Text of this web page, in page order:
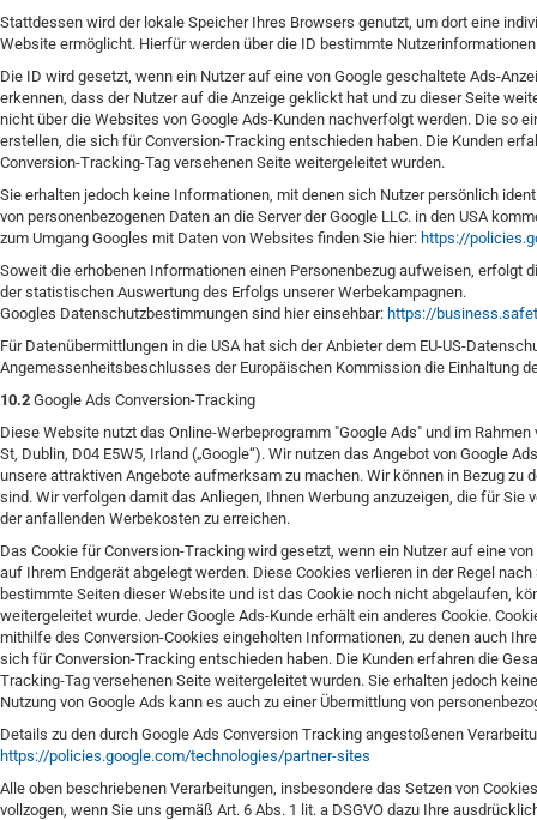
Stattdessen wird der lokale Speicher Ihres Browsers genutzt, um dort eine
Website ermöglicht. Hierfür werden über die ID bestimmte
Die ID wird gesetzt, wenn ein Nutzer auf eine von Google geschaltete Ads-
erkennen, dass der Nutzer auf die Anzeige geklickt hat und zu dieser Seite
nicht über die Websites von Google Ads-Kunden nachverfolgt werden. Die so
erstellen, die sich für Conversion-Tracking entschieden haben. Die Kunden
Conversion-Tracking-Tag versehenen Seite weitergeleitet wurden.
Sie erhalten jedoch keine Informationen, mit denen sich Nutzer persönlich
von personenbezogenen Daten an die Server der Google LLC. in den USA
zum Umgang Googles mit Daten von Websites finden Sie hier: https://
Soweit die erhobenen Informationen einen Personenbezug aufweisen, erfolgt
der statistischen Auswertung des Erfolgs unserer Werbekampagnen.
Googles Datenschutzbestimmungen sind hier einsehbar: https://
Für Datenübermittlungen in die USA hat sich der Anbieter dem EU-US-
Angemessenheitsbeschlusses der Europäischen Kommission die Einhaltung
10.2 Google Ads Conversion-Tracking
Diese Website nutzt das Online-Werbeprogramm "Google Ads" und im
St, Dublin, D04 E5W5, Irland („Google“). Wir nutzen das Angebot von Google
unsere attraktiven Angebote aufmerksam zu machen. Wir können in Bezug
sind. Wir verfolgen damit das Anliegen, Ihnen Werbung anzuzeigen, die für
der anfallenden Werbekosten zu erreichen.
Das Cookie für Conversion-Tracking wird gesetzt, wenn ein Nutzer auf eine
auf Ihrem Endgerät abgelegt werden. Diese Cookies verlieren in der Regel
bestimmte Seiten dieser Website und ist das Cookie noch nicht abgelaufen,
weitergeleitet wurde. Jeder Google Ads-Kunde erhält ein anderes Cookie.
mithilfe des Conversion-Cookies eingeholten Informationen, zu denen auch
sich für Conversion-Tracking entschieden haben. Die Kunden erfahren die
Tracking-Tag versehenen Seite weitergeleitet wurden. Sie erhalten jedoch
Nutzung von Google Ads kann es auch zu einer Übermittlung von
Details zu den durch Google Ads Conversion Tracking angestoßenen
https://policies.google.com/technologies/partner-sites
Alle oben beschriebenen Verarbeitungen, insbesondere das Setzen von
vollzogen, wenn Sie uns gemäß Art. 6 Abs. 1 lit. a DSGVO dazu Ihre